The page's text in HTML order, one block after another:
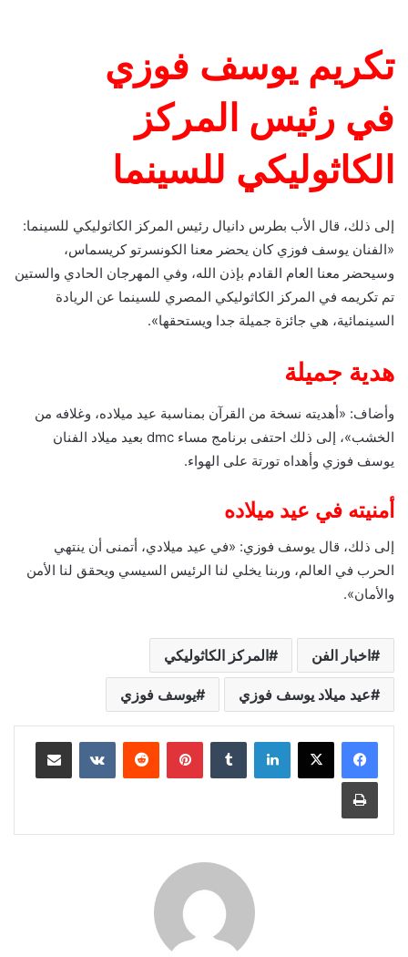
تكريم يوسف فوزي
في رئيس المركز
الكاثوليكي للسينما
إلى ذلك، قال الأب بطرس دانيال رئيس المركز الكاثوليكي للسينما:
«الفنان يوسف فوزي كان يحضر معنا الكونسرتو كريسماس،
وسيحضر معنا العام القادم بإذن الله، وفي المهرجان الحادي والستين
تم تكريمه في المركز الكاثوليكي المصري للسينما عن الريادة
السينمائية، هي جائزة جميلة جدا ويستحقها».
هدية جميلة
وأضاف: «أهديته نسخة من القرآن بمناسبة عيد ميلاده، وغلافه من
الخشب»، إلى ذلك احتفى برنامج مساء dmc بعيد ميلاد الفنان
يوسف فوزي وأهداه تورتة على الهواء.
أمنيته في عيد ميلاده
إلى ذلك، قال يوسف فوزي: «في عيد ميلادي، أتمنى أن ينتهي
الحرب في العالم، وربنا يخلي لنا الرئيس السيسي ويحقق لنا الأمن
والأمان».
اخبار الفن المركز الكاثوليكي
عيد ميلاد يوسف فوزي يوسف فوزي
لينكدإن بينتيريست مشاركة عبر البريد
طباعة